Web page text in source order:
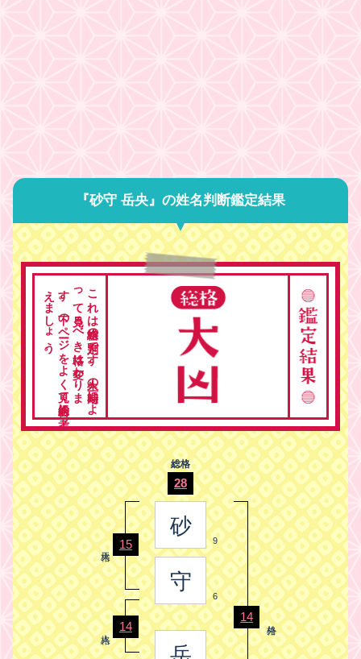
『砂守 岳央』の姓名判断鑑定結果
こ
れ
は
総格の
判定で
す
。
人生の
時期に
よ
っ
て
見る
べ
き
格は
変わ
り
ま
す
。
下の
ペ
ージ
を
よ
く
見て
総合的に
考
え
ま
し
ょ
う
。
総格
28
砂
9
守
6
15
14
14